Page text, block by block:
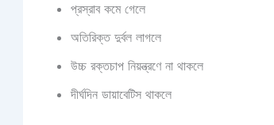
প্রস্রাব কমে গেলে
অতিরিক্ত দুর্বল লাগলে
উচ্চ রক্তচাপ নিয়ন্ত্রণে না থাকলে
দীর্ঘদিন ডায়াবেটিস থাকলে